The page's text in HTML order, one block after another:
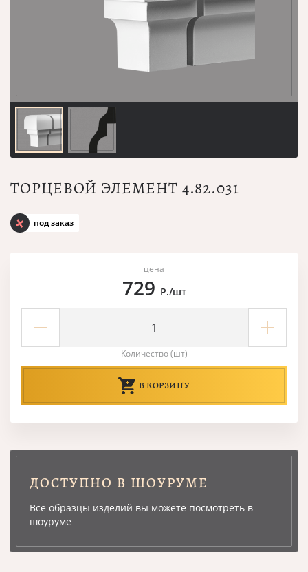
ТОРЦЕВОЙ ЭЛЕМЕНТ 4.82.031
под заказ
цена
729 Р./шт
Количество (шт)
В КОРЗИНУ
ДОСТУПНО В ШОУРУМЕ
Все образцы изделий вы можете посмотреть в
шоуруме